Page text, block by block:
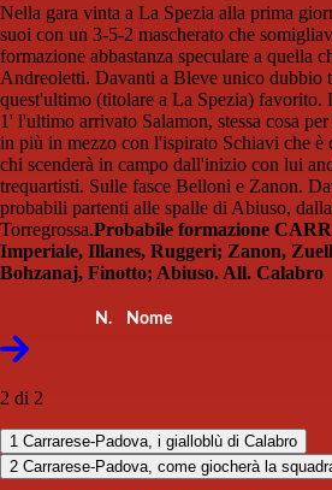
Nella gara vinta a La Spezia alla prima
suoi con un 3-5-2 mascherato che
formazione abbastanza speculare a quella
Andreoletti. Davanti a Bleve unico dubbio
quest'ultimo (titolare a La Spezia) favorito.
1' l'ultimo arrivato Salamon, stessa cosa
in più in mezzo con l'ispirato Schiavi che è
chi scenderà in campo dall'inizio con lui
trequartisti. Sulle fasce Belloni e Zanon.
probabili partenti alle spalle di Abiuso,
Torregrossa.Probabile formazione
Imperiale, Illanes, Ruggeri; Zanon,
Bohzanaj, Finotto; Abiuso. All. Calabro
N. Nome
2 di 2
1 Carrarese-Padova, i gialloblù di Calabro
2 Carrarese-Padova, come giocherà la